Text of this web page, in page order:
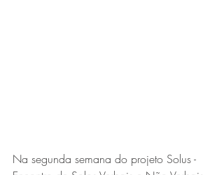
Na segunda semana do projeto Solus -